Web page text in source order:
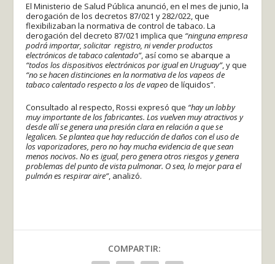
El Ministerio de Salud Pública anunció, en el mes de junio, la
derogación de los decretos 87/021 y 282/022, que
flexibilizaban la normativa de control de tabaco. La
derogación del decreto 87/021 implica que “ninguna empresa
podrá importar, solicitar registro, ni vender productos
electrónicos de tabaco calentado”, así como se abarque a
“todos los dispositivos electrónicos por igual en Uruguay”, y que
“no se hacen distinciones en la normativa de los vapeos de
tabaco calentado respecto a los de vapeode líquidos”.
Consultado al respecto, Rossi expresó que “hay un lobby
muy importante de los fabricantes. Los vuelven muy atractivos y
desde allí se genera una presión clara en relación a que se
legalicen. Se plantea que hay reducción de daños con el uso de
los vaporizadores, pero no hay mucha evidencia de que sean
menos nocivos. No es igual, pero genera otros riesgos y genera
problemas del punto de vista pulmonar. O sea, lo mejor para el
pulmón es respirar aire”, analizó.
COMPARTIR: